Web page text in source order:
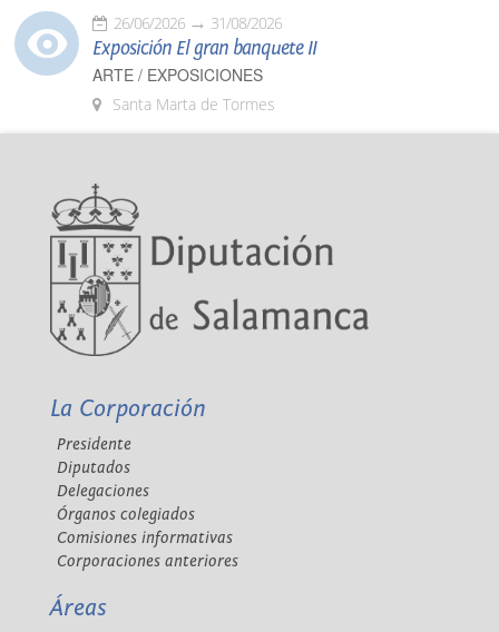
26/06/2026 31/08/2026
Exposición El gran banquete II
ARTE / EXPOSICIONES
Santa Marta de Tormes
La Corporación
Presidente
Diputados
Delegaciones
Órganos colegiados
Comisiones informativas
Corporaciones anteriores
Áreas